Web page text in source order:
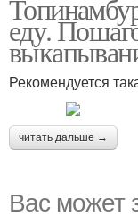
еду.
Рекомендуется
читать дальше →
Вас может